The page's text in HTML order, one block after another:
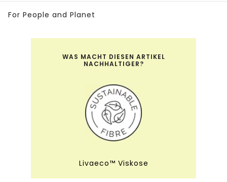
For People and Planet
WAS MACHT DIESEN ARTIKEL
NACHHALTIGER?
Livaeco™ Viskose